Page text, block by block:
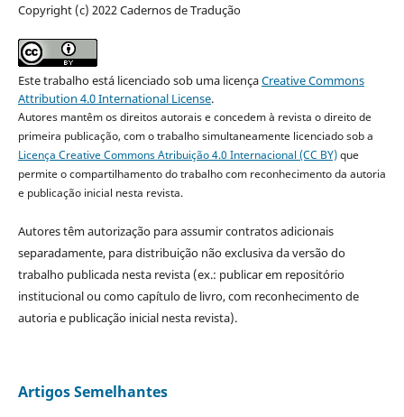
Copyright (c) 2022 Cadernos de Tradução
Este trabalho está licenciado sob uma licençaCreative Commons
Attribution 4.0 International License.
Autores mantêm os direitos autorais e concedem à revista o direito de
primeira publicação, com o trabalho simultaneamente licenciado sob a
Licença Creative Commons Atribuição 4.0 Internacional (CC BY)que
permite o compartilhamento do trabalho com reconhecimento da autoria
e publicação inicial nesta revista.
Autores têm autorização para assumir contratos adicionais
separadamente, para distribuição não exclusiva da versão do
trabalho publicada nesta revista (ex.: publicar em repositório
institucional ou como capítulo de livro, com reconhecimento de
autoria e publicação inicial nesta revista).
Artigos Semelhantes